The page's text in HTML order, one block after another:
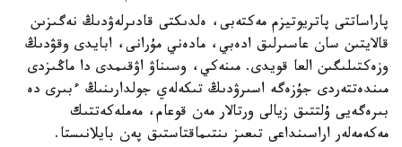
پاراساتتى پاتريوتيزم مەكتەبى، ەلدىكتى قادىرلەۋدىڭ نەگىزىن
قالايتىن سان عاسىرلىق ادەبي، مادەني مۇرانى، ابايدى وقۋدىڭ
وزەكتىلىگىن العا قويدى. مىنەكي، وسىناۋ اۋقىمدى دا ماڭىزدى
مىندەتتەردى جۇزەگە اسىرۋدىڭ تىكەلەي جولدارىنىڭ ءبىرى دە
بىرەگەيى ۇلتتىق زيالى ورتالار مەن قوعام، مەملەكەتتىك
مەكەمەلەر اراسىنداعى تىعىز ىنتىماقتاستىق پەن بايلانىستا.